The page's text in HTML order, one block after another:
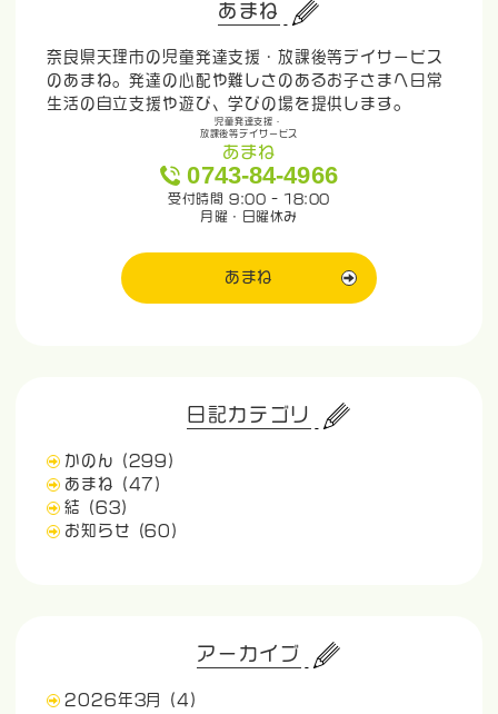
あまね
奈良県天理市の児童発達支援・放課後等デイサービス
のあまね。発達の心配や難しさのあるお子さまへ日常
生活の自立支援や遊び、学びの場を提供します。
児童発達支援・
放課後等デイサービス
あまね
0743-84-4966
受付時間 9:00 - 18:00
月曜・日曜休み
あまね
日記カテゴリ
かのん
(299)
あまね
(47)
結
(63)
お知らせ
(60)
アーカイブ
2026年3月
(4)